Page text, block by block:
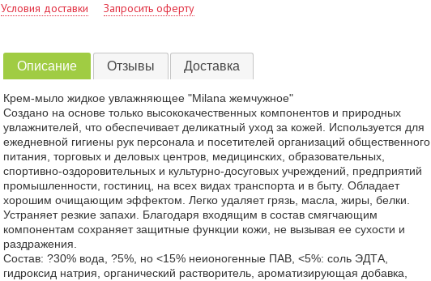
Условия доставки
Запросить оферту
Описание Отзывы Доставка
Крем-мыло жидкое увлажняющее "Milana жемчужное"
Создано на основе только высококачественных компонентов и природных
увлажнителей, что обеспечивает деликатный уход за кожей. Используется для
ежедневной гигиены рук персонала и посетителей организаций общественного
питания, торговых и деловых центров, медицинских, образовательных,
спортивно-оздоровительных и культурно-досуговых учреждений, предприятий
промышленности, гостиниц, на всех видах транспорта и в быту. Обладает
хорошим очищающим эффектом. Легко удаляет грязь, масла, жиры, белки.
Устраняет резкие запахи. Благодаря входящим в состав смягчающим
компонентам сохраняет защитные функции кожи, не вызывая ее сухости и
раздражения.
Состав: ?30% вода, ?5%, но <15% неионогенные ПАВ, <5%: соль ЭДТА,
гидроксид натрия, органический растворитель, ароматизирующая добавка,